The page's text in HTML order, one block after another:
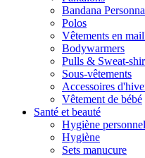
Bandana
Polos
Vêtements en
Bodywarmers
Pulls & Sweat-
Sous-vêtements
Accessoires
Vêtement de bébé
Santé et beauté
Hygiène
Hygiène
Sets manucure